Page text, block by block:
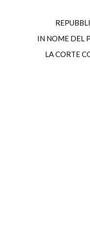
IN NOME DEL
LA CORTE